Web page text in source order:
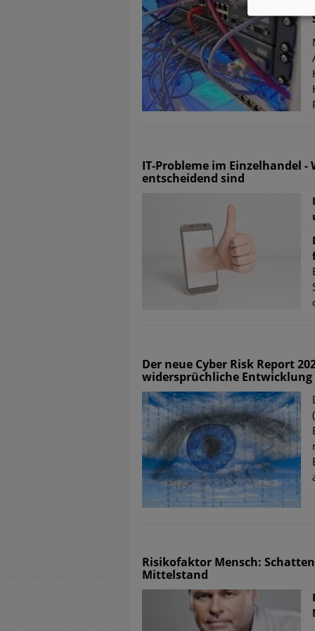
IT-Probleme im Einzelhandel
entscheidend sind
Der neue Cyber Risk Report
widersprüchliche Entwicklung
Risikofaktor Mensch:
Mittelstand